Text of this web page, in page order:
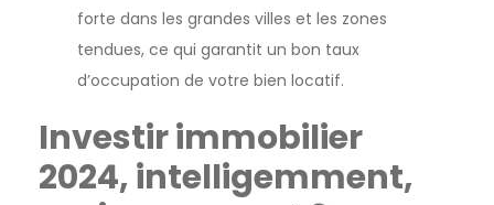
forte dans les grandes villes et les zones
tendues, ce qui garantit un bon taux
d’occupation de votre bien locatif.
Investir immobilier
2024, intelligemment,